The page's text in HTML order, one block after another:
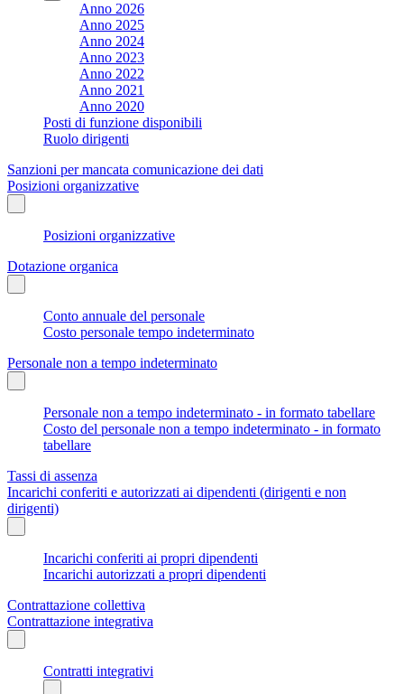
Anno 2026
Anno 2025
Anno 2024
Anno 2023
Anno 2022
Anno 2021
Anno 2020
Posti di funzione disponibili
Ruolo dirigenti
Sanzioni per mancata comunicazione dei dati
Posizioni organizzative
Posizioni organizzative
Dotazione organica
Conto annuale del personale
Costo personale tempo indeterminato
Personale non a tempo indeterminato
Personale non a tempo indeterminato - in formato tabellare
Costo del personale non a tempo indeterminato - in formato
tabellare
Tassi di assenza
Incarichi conferiti e autorizzati ai dipendenti (dirigenti e non
dirigenti)
Incarichi conferiti ai propri dipendenti
Incarichi autorizzati a propri dipendenti
Contrattazione collettiva
Contrattazione integrativa
Contratti integrativi